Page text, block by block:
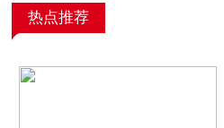
热点推荐